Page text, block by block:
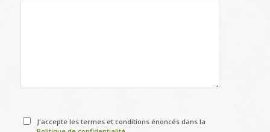
J'accepte les termes et conditions énoncés dans la